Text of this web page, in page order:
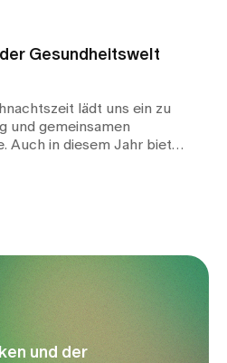
Gesundheitswelt
lädt uns ein zu
und gemeinsamen
Auch in diesem Jahr bieten
und gemeinschaftlicher
und der